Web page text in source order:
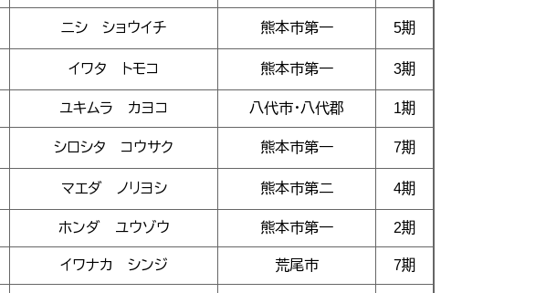
ニシ ショウイチ 熊本市第一 5期
イワタ トモコ 熊本市第一 3期
ユキムラ カヨコ 八代市・八代郡 1期
シロシタ コウサク 熊本市第一 7期
マエダ ノリヨシ 熊本市第二 4期
ホンダ ユウゾウ 熊本市第一 2期
イワナカ シンジ 荒尾市 7期